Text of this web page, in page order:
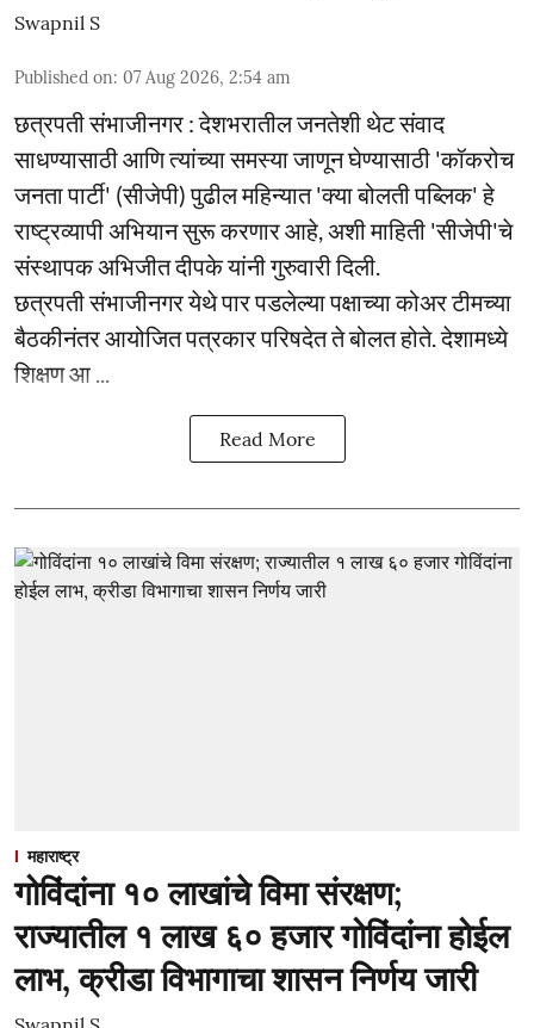
Swapnil S
Published on: 07 Aug 2026, 2:54 am
छत्रपती संभाजीनगर : देशभरातील जनतेशी थेट संवाद
साधण्यासाठी आणि त्यांच्या समस्या जाणून घेण्यासाठी 'कॉकरोच
जनता पार्टी' (सीजेपी) पुढील महिन्यात 'क्या बोलती पब्लिक' हे
राष्ट्रव्यापी अभियान सुरू करणार आहे, अशी माहिती 'सीजेपी'चे
संस्थापक अभिजीत दीपके यांनी गुरुवारी दिली.
छत्रपती संभाजीनगर येथे पार पडलेल्या पक्षाच्या कोअर टीमच्या
बैठकीनंतर आयोजित पत्रकार परिषदेत ते बोलत होते. देशामध्ये
शिक्षण आ ...
Read More
महाराष्ट्र
गोविंदांना १० लाखांचे विमा संरक्षण;
राज्यातील १ लाख ६० हजार गोविंदांना होईल
लाभ, क्रीडा विभागाचा शासन निर्णय जारी